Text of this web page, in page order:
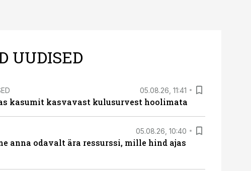
UUDISED
05.08.26, 11:41
kasumit kasvavast kulusurvest hoolimata
05.08.26, 10:40
anna odavalt ära ressurssi, mille hind ajas